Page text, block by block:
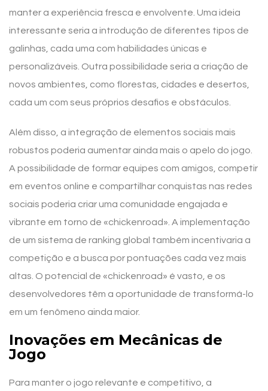
manter a experiência fresca e envolvente. Uma ideia
interessante seria a introdução de diferentes tipos de
galinhas, cada uma com habilidades únicas e
personalizáveis. Outra possibilidade seria a criação de
novos ambientes, como florestas, cidades e desertos,
cada um com seus próprios desafios e obstáculos.
Além disso, a integração de elementos sociais mais
robustos poderia aumentar ainda mais o apelo do jogo.
A possibilidade de formar equipes com amigos, competir
em eventos online e compartilhar conquistas nas redes
sociais poderia criar uma comunidade engajada e
vibrante em torno de «chickenroad». A implementação
de um sistema de ranking global também incentivaria a
competição e a busca por pontuações cada vez mais
altas. O potencial de «chickenroad» é vasto, e os
desenvolvedores têm a oportunidade de transformá-lo
em um fenômeno ainda maior.
Inovações em Mecânicas de
Jogo
Para manter o jogo relevante e competitivo, a